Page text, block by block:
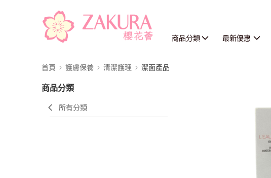
商品分類 最新優惠
首頁 護膚保養 清潔護理 潔面產品
商品分類
所有分類